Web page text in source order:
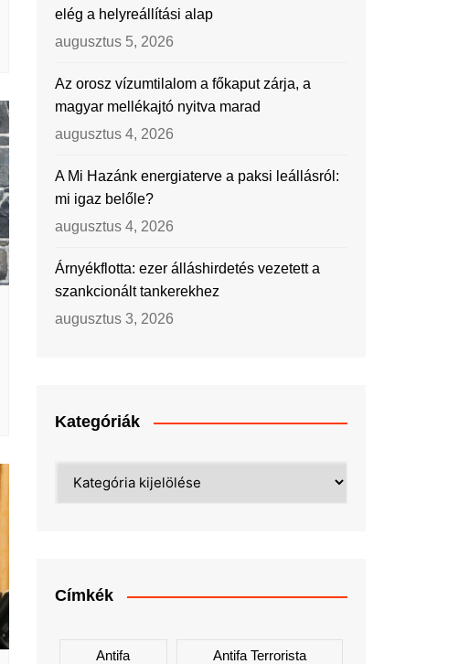
elég a helyreállítási alap
augusztus 5, 2026
Az orosz vízumtilalom a főkaput zárja, a
magyar mellékajtó nyitva marad
augusztus 4, 2026
A Mi Hazánk energiaterve a paksi leállásról:
mi igaz belőle?
augusztus 4, 2026
Árnyékflotta: ezer álláshirdetés vezetett a
szankcionált tankerekhez
augusztus 3, 2026
Kategóriák
Címkék
Antifa Antifa Terrorista